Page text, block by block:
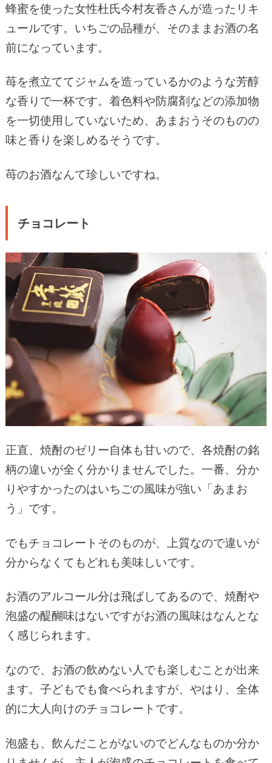
蜂蜜を使った女性杜氏今村友香さんが造ったリキ
ュールです。いちごの品種が、そのままお酒の名
前になっています。
苺を煮立ててジャムを造っているかのような芳醇
な香りで一杯です。着色料や防腐剤などの添加物
を一切使用していないため、あまおうそのものの
味と香りを楽しめるそうです。
苺のお酒なんて珍しいですね。
チョコレート
正直、焼酎のゼリー自体も甘いので、各焼酎の銘
柄の違いが全く分かりませんでした。一番、分か
りやすかったのはいちごの風味が強い「あまお
う」です。
でもチョコレートそのものが、上質なので違いが
分からなくてもどれも美味しいです。
お酒のアルコール分は飛ばしてあるので、焼酎や
泡盛の醍醐味はないですがお酒の風味はなんとな
く感じられます。
なので、お酒の飲めない人でも楽しむことが出来
ます。子どもでも食べられますが、やはり、全体
的に大人向けのチョコレートです。
泡盛も、飲んだことがないのでどんなものか分か